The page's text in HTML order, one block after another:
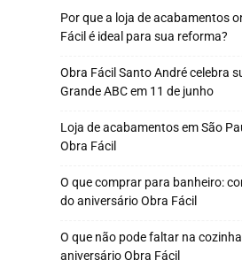
Por que a loja de acabamentos
Fácil é ideal para sua reforma?
Obra Fácil Santo André celebra
Grande ABC em 11 de junho
Loja de acabamentos em São
Obra Fácil
O que comprar para banheiro:
do aniversário Obra Fácil
O que não pode faltar na
aniversário Obra Fácil